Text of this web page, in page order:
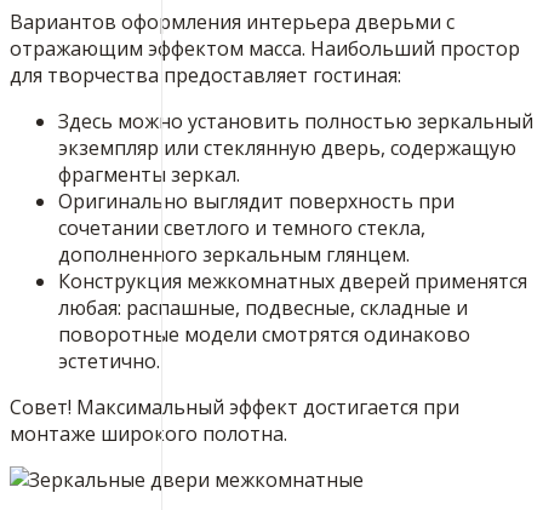
Вариантов оформления интерьера дверьми с
отражающим эффектом масса. Наибольший простор
для творчества предоставляет гостиная:
Здесь можно установить полностью зеркальный
экземпляр или стеклянную дверь, содержащую
фрагменты зеркал.
Оригинально выглядит поверхность при
сочетании светлого и темного стекла,
дополненного зеркальным глянцем.
Конструкция межкомнатных дверей применятся
любая: распашные, подвесные, складные и
поворотные модели смотрятся одинаково
эстетично.
Совет! Максимальный эффект достигается при
монтаже широкого полотна.